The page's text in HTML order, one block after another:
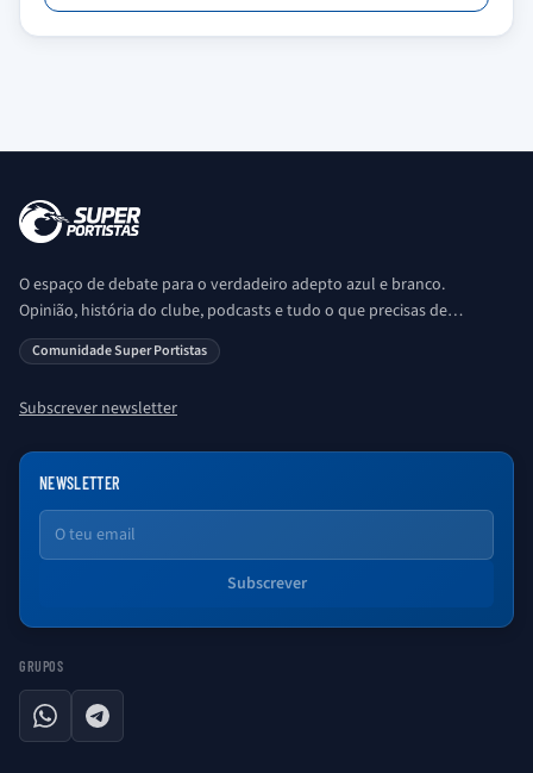
O espaço de debate para o verdadeiro adepto azul e branco.
Opinião, história do clube, podcasts e tudo o que precisas de
saber sobre o universo Porto. Ser Porto é aqui!
Comunidade Super Portistas
Subscrever newsletter
NEWSLETTER
Email
Subscrever
GRUPOS
WhatsAppTelegram